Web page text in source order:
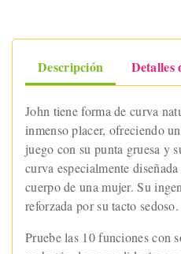
Descripción Detalles
John tiene forma de curva
inmenso placer, ofreciendo
juego con su punta gruesa y
curva especialmente
cuerpo de una mujer. Su
reforzada por su tacto sedoso.
Pruebe las 10 funciones con